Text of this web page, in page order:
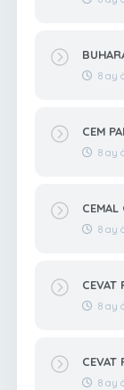
8 ay
CEM
8 ay
CEMAL
8 ay
CEVAT
8 ay
CEVAT
8 ay